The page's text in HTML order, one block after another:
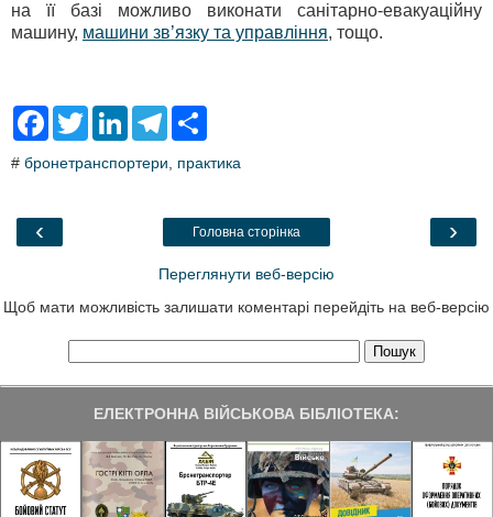
на її базі можливо виконати санітарно-евакуаційну
машину, машини зв’язку та управління, тощо.
F
e
o
T
t
L
k
T
e
a
r
# бронетранспортери практика
‹ ›
Головна сторінка
Переглянути веб-версію
Щоб мати можливість залишати коментарі перейдіть на веб-версію
ЕЛЕКТРОННА ВІЙСЬКОВА БІБЛІОТЕКА: